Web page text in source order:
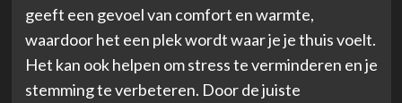
geeft een gevoel van comfort en warmte,
waardoor het een plek wordt waar je je thuis voelt.
Het kan ook helpen om stress te verminderen en je
stemming te verbeteren. Door de juiste